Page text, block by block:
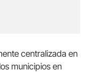
centralizada en
municipios en